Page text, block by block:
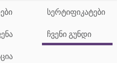
სერტიფიკატები
ჩვენი გუნდი